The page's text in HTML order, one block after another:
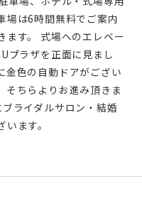
場は6時間無料でご案内
ます。 式場へのエレベー
プラザを正面に見まし
金色の自動ドアがござい
そちらよりお進み頂きま
ブライダルサロン・結婚
ます。